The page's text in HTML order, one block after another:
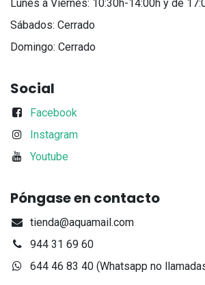
Lunes a Viernes: 10:30h-14:00h y de
Sábados: Cerrado
Domingo: Cerrado
Social
Facebook
Instagram
Youtube
Póngase en contacto
tienda@aquamail.com
944 31 69 60
644 46 83 40 (Whatsapp no